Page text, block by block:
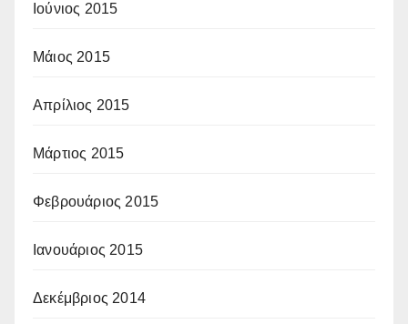
Ιούνιος 2015
Μάιος 2015
Απρίλιος 2015
Μάρτιος 2015
Φεβρουάριος 2015
Ιανουάριος 2015
Δεκέμβριος 2014